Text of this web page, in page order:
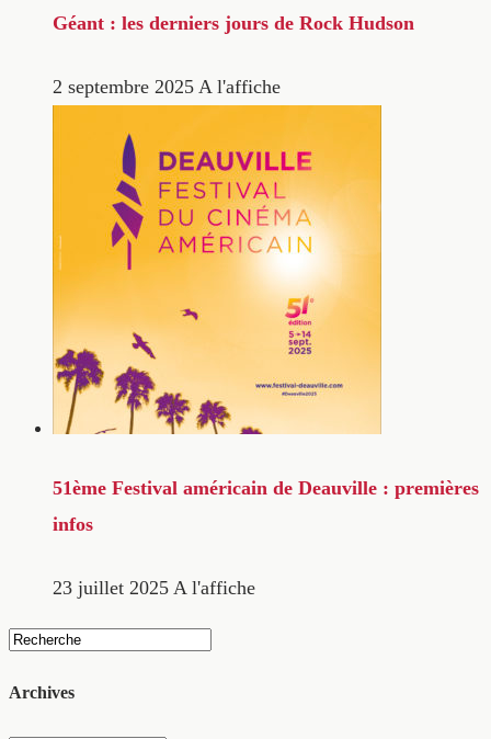
Géant : les derniers jours de Rock Hudson
2 septembre 2025 A l'affiche
51ème Festival américain de Deauville : premières
infos
23 juillet 2025 A l'affiche
Archives